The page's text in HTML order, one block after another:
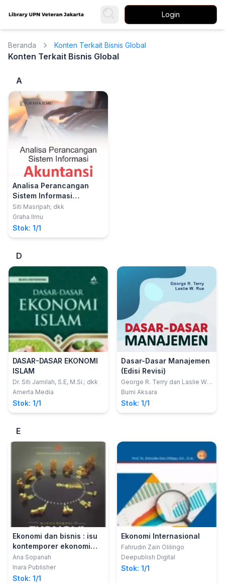
Login
Beranda Konten Terkait Bisnis Global
Konten Terkait Bisnis Global
A
Analisa Perancangan
Sistem Informasi
Akuntansi
Siti Masripah; dkk
Graha Ilmu
Stok: 1/1
D
DASAR-DASAR EKONOMI
ISLAM
Dr. Siti Jamilah, S.E, M.Si.; dkk
Amerta Media
Stok: 1/1
Dasar-Dasar Manajemen
(Edisi Revisi)
George R. Terry dan Laslie W.
Rue
Bumi Aksara
Stok: 1/1
E
Ekonomi dan bisnis : isu
kontemporer ekonomi
dan bisnis
Ana Sopanah
Inara Publisher
Stok: 1/1
Ekonomi Internasional
Fahrudin Zain Olilingo
Deepublish Digital
Stok: 1/1